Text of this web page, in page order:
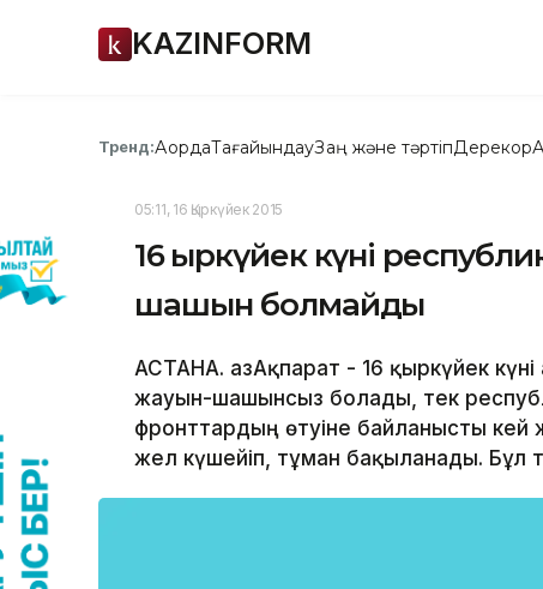
KAZINFORM
Тренд:АқордаТағайындауЗаң және тәртіпДерекқор
05:11, 16 Қыркүйек 2015
16 қыркүйек күні
шашын болмайды
АСТАНА. ҚазАқпарат - 16 қыркүйек
жауын-шашынсыз болады, тек
фронттардың өтуіне байланысты
жел күшейіп, тұман бақыланады. Бұл